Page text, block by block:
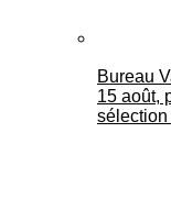
Bureau
15 août,
sélection